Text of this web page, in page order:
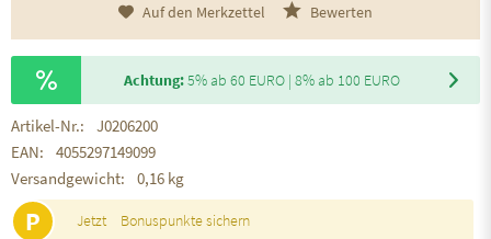
Auf den Merkzettel Bewerten
Achtung:5% ab 60 EURO | 8% ab 100 EURO
Artikel-Nr.:
J0206200
EAN:
4055297149099
Versandgewicht:
0,16 kg
P Jetzt Bonuspunkte sichern